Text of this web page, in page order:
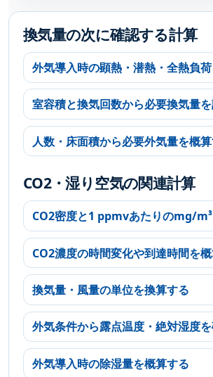
換気量の次に確認する計算
外気導入時の顕熱・潜熱・全熱負
室容積と換気回数から必要換気量
人数・床面積から必要外気量を概
CO2・湿り空気の関連計算
CO2密度と1 ppmvあたりのmg/
CO2濃度の時間変化や到達時間を
換気量・風量の単位を換算する
外気条件から露点温度・絶対湿度
外気導入時の除湿量を概算する